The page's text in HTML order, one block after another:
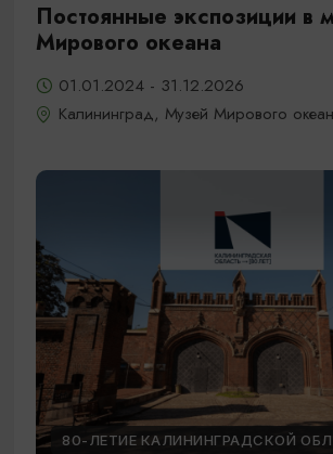
Постоянные экспозиции в
Мирового океана
01.01.2024 - 31.12.2026
Калининград, Музей Мирового
80-ЛЕТИЕ КАЛИНИНГРАДСКОЙ